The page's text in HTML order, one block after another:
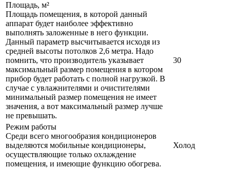
Площадь, м²
Площадь помещения, в которой данный
аппарат будет наиболее эффективно
выполнять заложенные в него функции.
Данный параметр высчитывается исходя из
средней высоты потолков 2,6 метра. Надо
помнить, что производитель указывает
максимальный размер помещения в котором
прибор будет работать с полной нагрузкой. В
случае с увлажнителями и очистителями
минимальный размер помещения не имеет
значения, а вот максимальный размер лучше
не превышать.
30
Режим работы
Среди всего многообразия кондиционеров
выделяются мобильные кондиционеры,
осуществляющие только охлаждение
помещения, и имеющие функцию обогрева.
Холод